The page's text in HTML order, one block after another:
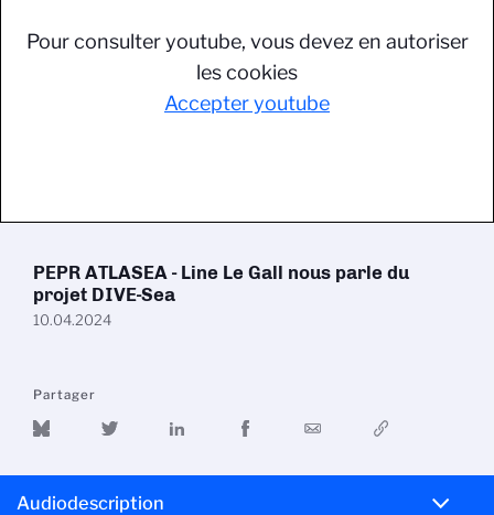
Pour consulter youtube, vous devez en autoriser
les cookies
Accepter youtube
PEPR ATLASEA - Line Le Gall nous parle du
projet DIVE-Sea
10.04.2024
Partager
Audiodescription